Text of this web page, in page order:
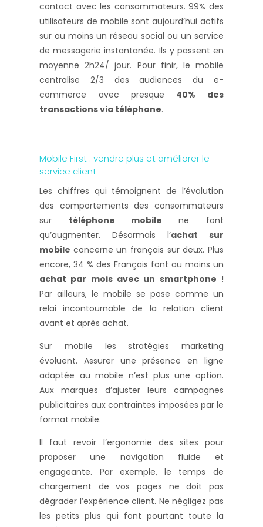
contact avec les consommateurs. 99% des
utilisateurs de mobile sont aujourd’hui actifs
sur au moins un réseau social ou un service
de messagerie instantanée. Ils y passent en
moyenne 2h24/ jour. Pour finir, le mobile
centralise 2/3 des audiences du e-
commerce avec presque 40% des
transactions via téléphone.
Mobile First : vendre plus et améliorer le
service client
Les chiffres qui témoignent de l’évolution
des comportements des consommateurs
sur téléphone mobile ne font
qu’augmenter. Désormais l’achat sur
mobile concerne un français sur deux. Plus
encore, 34 % des Français font au moins un
achat par mois avec un smartphone !
Par ailleurs, le mobile se pose comme un
relai incontournable de la relation client
avant et après achat.
Sur mobile les stratégies marketing
évoluent. Assurer une présence en ligne
adaptée au mobile n’est plus une option.
Aux marques d’ajuster leurs campagnes
publicitaires aux contraintes imposées par le
format mobile.
Il faut revoir l’ergonomie des sites pour
proposer une navigation fluide et
engageante. Par exemple, le temps de
chargement de vos pages ne doit pas
dégrader l’expérience client. Ne négligez pas
les petits plus qui font pourtant toute la